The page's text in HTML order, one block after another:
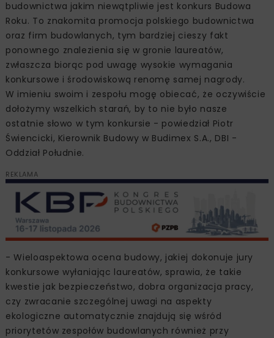
budownictwa jakim niewątpliwie jest konkurs Budowa
Roku. To znakomita promocja polskiego budownictwa
oraz firm budowlanych, tym bardziej cieszy fakt
ponownego znalezienia się w gronie laureatów,
zwłaszcza biorąc pod uwagę wysokie wymagania
konkursowe i środowiskową renomę samej nagrody.
W imieniu swoim i zespołu mogę obiecać, że oczywiście
dołożymy wszelkich starań, by to nie było nasze
ostatnie słowo w tym konkursie - powiedział Piotr
Świencicki, Kierownik Budowy w Budimex S.A., DBI -
Oddział Południe.
REKLAMA
- Wieloaspektowa ocena budowy, jakiej dokonuje jury
konkursowe wyłaniając laureatów, sprawia, że takie
kwestie jak bezpieczeństwo, dobra organizacja pracy,
czy zwracanie szczególnej uwagi na aspekty
ekologiczne automatycznie znajdują się wśród
priorytetów zespołów budowlanych również przy